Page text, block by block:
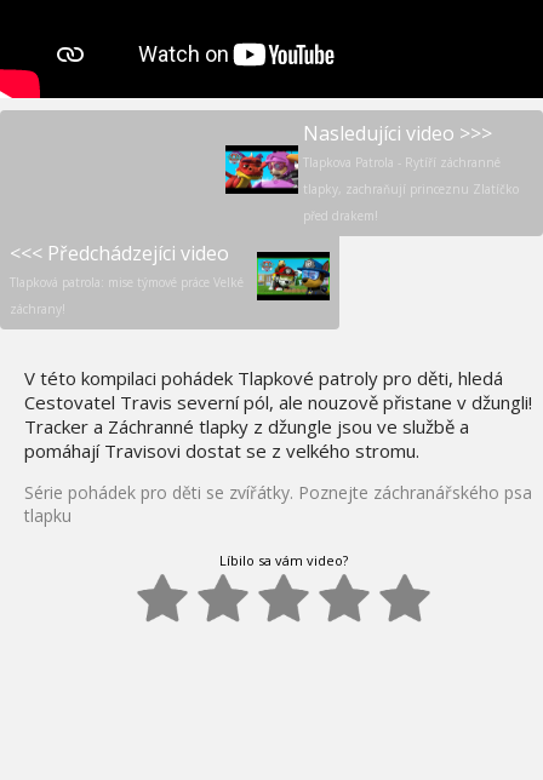
Nasledujíci video >>>
Tlapkova Patrola - Rytíří záchranné
tlapky, zachraňují princeznu Zlatíčko
před drakem!
<<< Předchádzejíci video
Tlapková patrola: mise týmové práce Velké
záchrany!
V této kompilaci pohádek Tlapkové patroly pro děti, hledá
Cestovatel Travis severní pól, ale nouzově přistane v džungli!
Tracker a Záchranné tlapky z džungle jsou ve službě a
pomáhají Travisovi dostat se z velkého stromu.
Série pohádek pro děti se zvířátky. Poznejte záchranářského psa
tlapku
Líbilo sa vám video?